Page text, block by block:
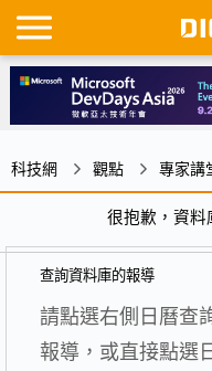
科技網 觀點 專家講
很抱歉，資料
查詢資料庫的報導
請點選右側日曆查
報導，或直接點選